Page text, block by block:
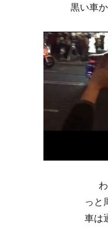
黒い車
っと
車は